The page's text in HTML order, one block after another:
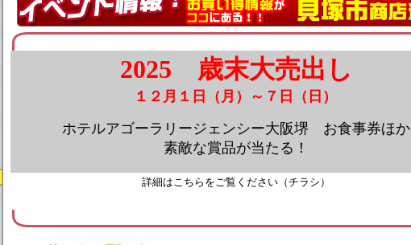
2025 歳末大売出し
１２月１日（月）～７日（日）
ホテルアゴーラリージェンシー大阪堺 お食事券ほか
素敵な賞品が当たる！
詳細はこちらをご覧ください（チラシ）